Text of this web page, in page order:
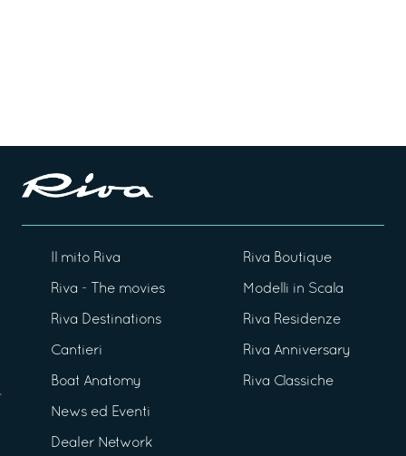
Il mito Riva
Riva - The movies
Riva Destinations
Cantieri
Boat Anatomy
News ed Eventi
Dealer Network
Riva Boutique
Modelli in Scala
Riva Residenze
Riva Anniversary
Riva Classiche